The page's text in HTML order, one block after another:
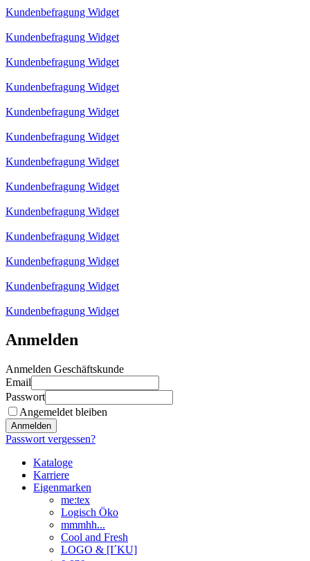
Kundenbefragung Widget
Kundenbefragung Widget
Kundenbefragung Widget
Kundenbefragung Widget
Kundenbefragung Widget
Kundenbefragung Widget
Kundenbefragung Widget
Kundenbefragung Widget
Kundenbefragung Widget
Kundenbefragung Widget
Kundenbefragung Widget
Kundenbefragung Widget
Kundenbefragung Widget
Anmelden
Anmelden Geschäftskunde
Email
Passwort
Angemeldet bleiben
Anmelden
Passwort vergessen?
Kataloge
Karriere
Eigenmarken
me:tex
Logisch Öko
mmmhh...
Cool and Fresh
LOGO & [I´KU]